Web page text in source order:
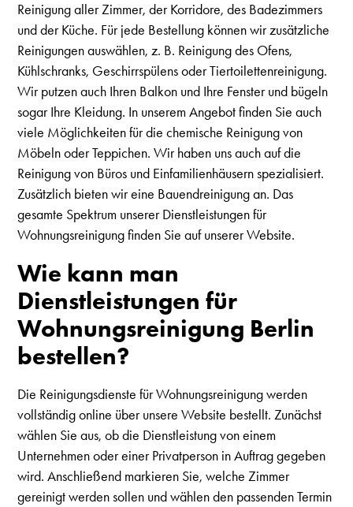
Reinigung aller Zimmer, der Korridore, des Badezimmers
und der Küche. Für jede Bestellung können wir zusätzliche
Reinigungen auswählen, z. B. Reinigung des Ofens,
Kühlschranks, Geschirrspülens oder Tiertoilettenreinigung.
Wir putzen auch Ihren Balkon und Ihre Fenster und bügeln
sogar Ihre Kleidung. In unserem Angebot finden Sie auch
viele Möglichkeiten für die chemische Reinigung von
Möbeln oder Teppichen. Wir haben uns auch auf die
Reinigung von Büros und Einfamilienhäusern spezialisiert.
Zusätzlich bieten wir eine Bauendreinigung an. Das
gesamte Spektrum unserer Dienstleistungen für
Wohnungsreinigung finden Sie auf unserer Website.
Wie kann man
Dienstleistungen für
Wohnungsreinigung Berlin
bestellen?
Die Reinigungsdienste für Wohnungsreinigung werden
vollständig online über unsere Website bestellt. Zunächst
wählen Sie aus, ob die Dienstleistung von einem
Unternehmen oder einer Privatperson in Auftrag gegeben
wird. Anschließend markieren Sie, welche Zimmer
gereinigt werden sollen und wählen den passenden Termin